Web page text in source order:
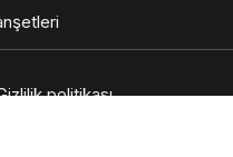
politikası